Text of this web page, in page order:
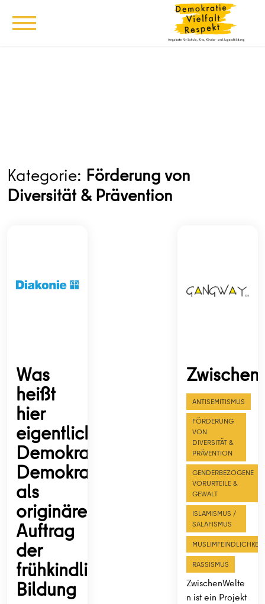
Kategorie: Förderung von
Diversität & Prävention
Was
heißt
hier
eigentlich
Demokratie?
Demokratieerziehung
als
originärer
Auftrag
der
frühkindlichen
Bildung
ANTISEMITISMUS
FÖRDERUNG
VON
DIVERSITÄT &
PRÄVENTION
GENDERBEZOGENE
VORURTEILE &
GEWALT
ISLAMISMUS /
SALAFISMUS
MUSLIMFEINDLICHKEIT
RASSISMUS
ZwischenWelte
n ist ein Projekt